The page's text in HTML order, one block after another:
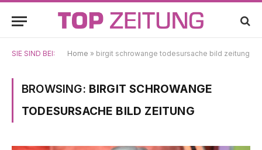
SIE SIND BEI: Home » birgit schrowange todesursache bild zeitung
BROWSING: BIRGIT SCHROWANGE
TODESURSACHE BILD ZEITUNG